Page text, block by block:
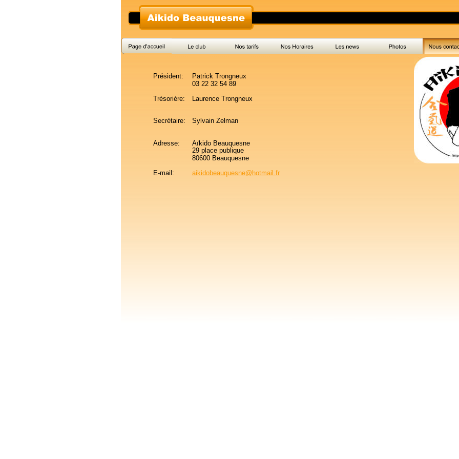
Président:
Patrick Trongneux
03 22 32 54 89
Trésorière:
Laurence Trongneux
Secrétaire: Sylvain Zelman
Adresse:
Aïkido Beauquesne
29 place publique
80600 Beauquesne
E-mail:
aikidobeauquesne@hotmail.fr